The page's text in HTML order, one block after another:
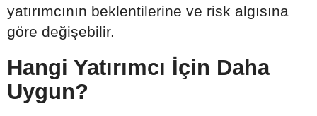
yatırımcının beklentilerine ve risk algısına
göre değişebilir.
Hangi Yatırımcı İçin Daha
Uygun?